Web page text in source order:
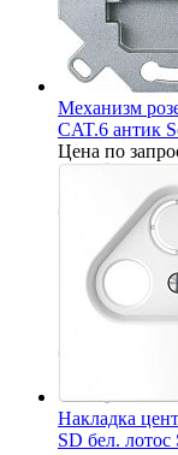
Механизм
CAT.6 антик
Цена по
Накладка
SD бел.